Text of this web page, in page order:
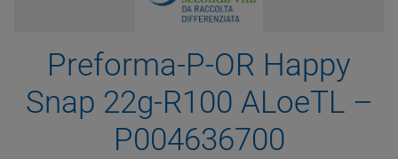
Preforma-P-OR Happy
Snap 22g-R100 ALoeTL –
P004636700